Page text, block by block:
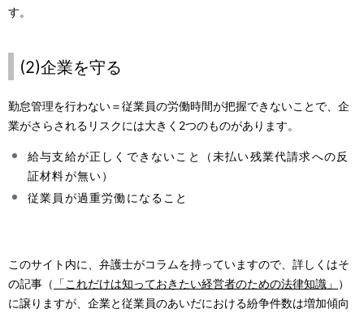
す。
(2)企業を守る
勤怠管理を行わない＝従業員の労働時間が把握できないことで、企
業がさらされるリスクには大きく2つのものがあります。
給与支給が正しくできないこと（未払い残業代請求への反
証材料が無い）
従業員が過重労働になること
このサイト内に、弁護士がコラムを持っていますので、詳しくはそ
の記事（ 「これだけは知っておきたい経営者のための法律知識」 ）
に譲りますが、企業と従業員のあいだにおける紛争件数は増加傾向